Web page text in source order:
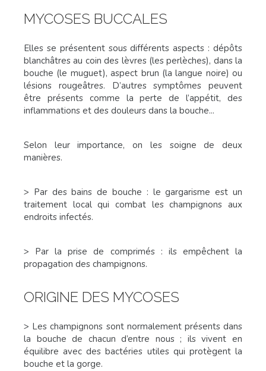
MYCOSES BUCCALES
Elles se présentent sous différents aspects : dépôts
blanchâtres au coin des lèvres (les perlèches), dans la
bouche (le muguet), aspect brun (la langue noire) ou
lésions rougeâtres. D’autres symptômes peuvent
être présents comme la perte de l’appétit, des
inflammations et des douleurs dans la bouche...
Selon leur importance, on les soigne de deux
manières.
> Par des bains de bouche : le gargarisme est un
traitement local qui combat les champignons aux
endroits infectés.
> Par la prise de comprimés : ils empêchent la
propagation des champignons.
ORIGINE DES MYCOSES
> Les champignons sont normalement présents dans
la bouche de chacun d’entre nous ; ils vivent en
équilibre avec des bactéries utiles qui protègent la
bouche et la gorge.